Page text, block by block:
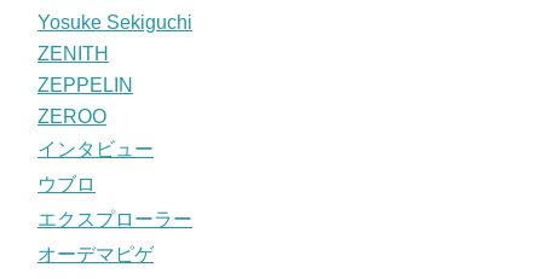
Yosuke Sekiguchi
ZENITH
ZEPPELIN
ZEROO
インタビュー
ウブロ
エクスプローラー
オーデマピゲ